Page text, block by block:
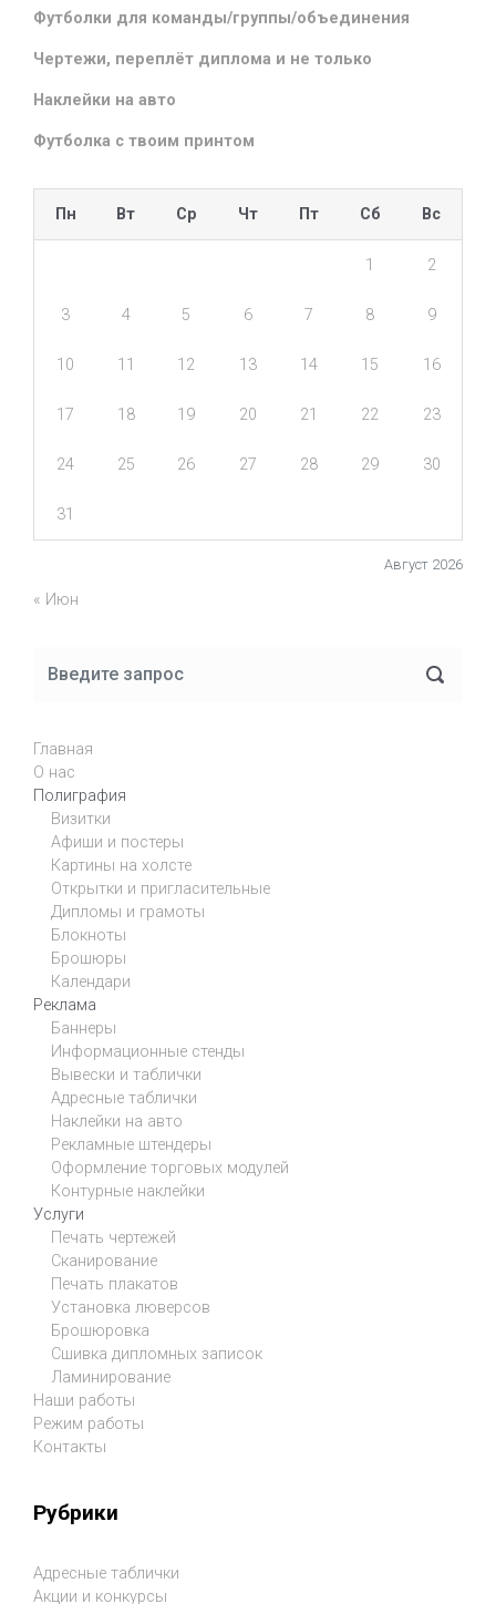
Футболки для команды/группы/объединения
Чертежи, переплёт диплома и не только
Наклейки на авто
Футболка с твоим принтом
Август 2026
Пн Вт Ср Чт Пт Сб Вс
1 2
3 4 5 6 7 8 9
10 11 12 13 14 15 16
17 18 19 20 21 22 23
24 25 26 27 28 29 30
31
« Июн
Главная
О нас
Полиграфия
Визитки
Афиши и постеры
Картины на холсте
Открытки и пригласительные
Дипломы и грамоты
Блокноты
Брошюры
Календари
Реклама
Баннеры
Информационные стенды
Вывески и таблички
Адресные таблички
Наклейки на авто
Рекламные штендеры
Оформление торговых модулей
Контурные наклейки
Услуги
Печать чертежей
Сканирование
Печать плакатов
Установка люверсов
Брошюровка
Сшивка дипломных записок
Ламинирование
Наши работы
Режим работы
Контакты
Рубрики
Адресные таблички
Акции и конкурсы